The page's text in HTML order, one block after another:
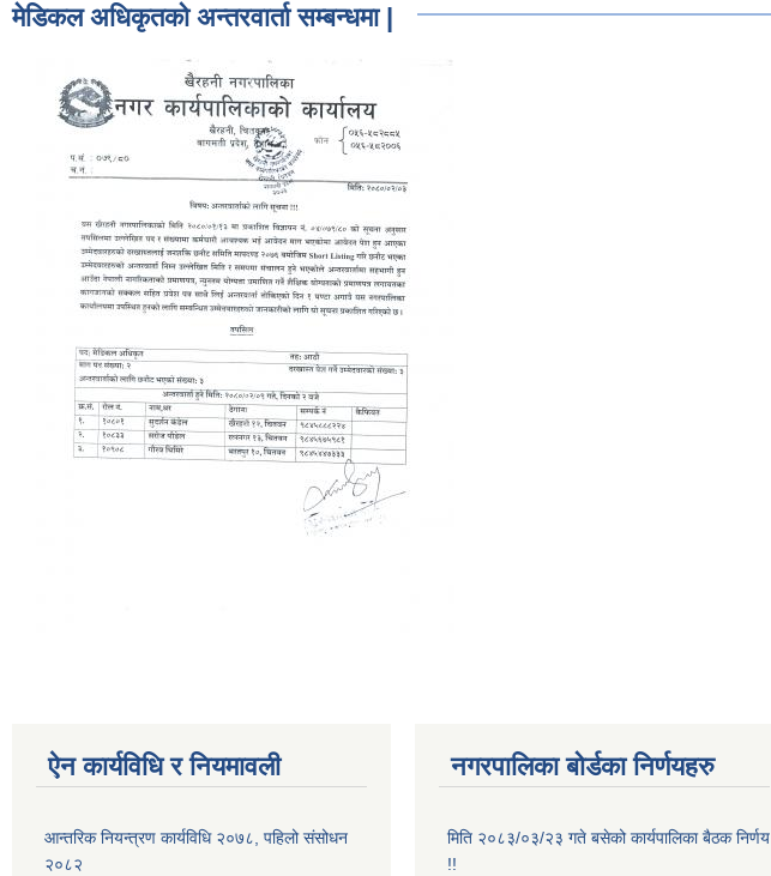
मेडिकल अधिकृतको अन्तरवार्ता सम्बन्धमा |
ऐन कार्यविधि र नियमावली
आन्तरिक नियन्त्रण कार्यविधि २०७८, पहिलो संसोधन
२०८२
नगरपालिका बोर्डका निर्णयहरु
मिति २०८३/०३/२३ गते बसेको कार्यपालिका बैठक निर्णय
!!